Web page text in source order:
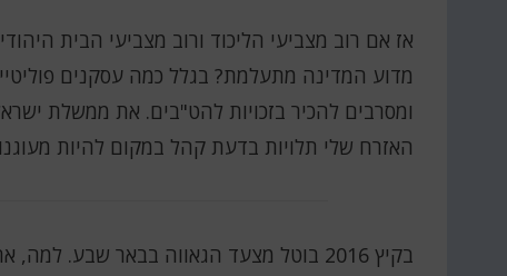
אז אם רוב מצביעי הליכוד ורוב מצביעי הבית
מדוע המדינה מתעלמת? בגלל כמה עסקנים
ומסרבים להכיר בזכויות להט"בים. את ממשלת
האזרח שלי תלויות בדעת קהל במקום להיות
בקיץ 2016 בוטל מצעד הגאווה בבאר